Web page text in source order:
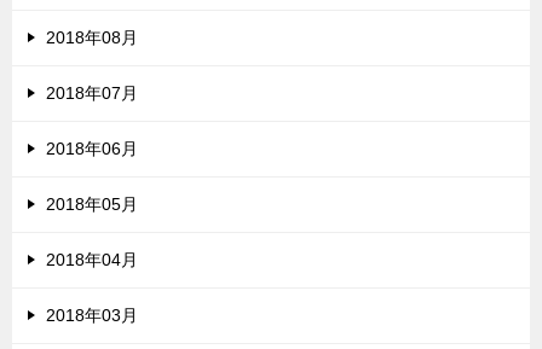
2018年08月
2018年07月
2018年06月
2018年05月
2018年04月
2018年03月